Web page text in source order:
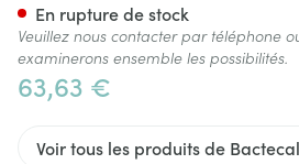
63,63 €
En rupture de stock
Veuillez nous contacter par téléphone
examinerons ensemble les possibilités.
Voir tous les produits de Bactecal